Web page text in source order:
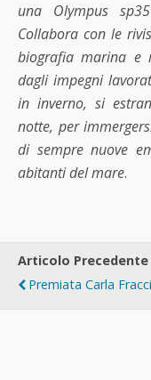
una Olympus
Collabora con le
biografia marina e
dagli impegni
in inverno, si
notte, per
di sempre nuove
abitanti del mare.
Articolo Precedente
Premiata Carla Fracci